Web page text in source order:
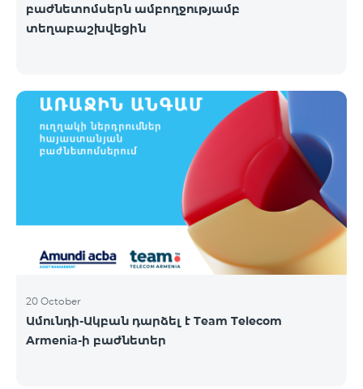
բաժնետոմսերն ամբողջությամբ
տեղաբաշխվեցին
20 October
Ամունդի-Ակբան դարձել է Team Telecom
Armenia-ի բաժնետեր